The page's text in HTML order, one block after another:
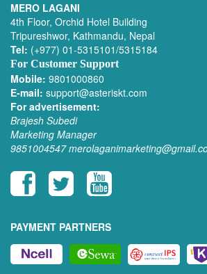
MERO LAGANI
4th Floor, Orchid Hotel Building
Tripureshwor, Kathmandu, Nepal
Tel: (+977) 01-5315101/5315184
For Customer Support
Mobile: 9801000860
E-mail: support@asteriskt.com
For advertisement:
Brajesh Subedi
Marketing Manager
9851004547
PAYMENT PARTNERS